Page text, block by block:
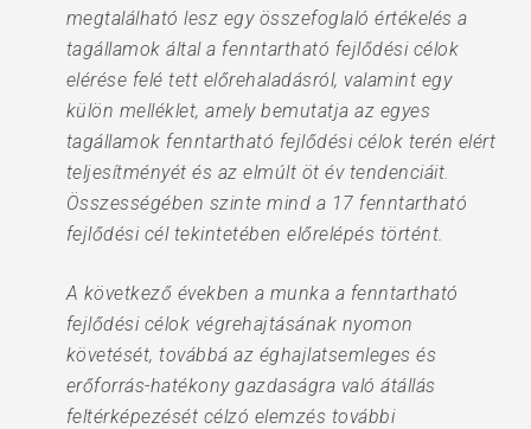
megtalálható lesz egy összefoglaló értékelés a
tagállamok által a fenntartható fejlődési célok
elérése felé tett előrehaladásról, valamint egy
külön melléklet, amely bemutatja az egyes
tagállamok fenntartható fejlődési célok terén elért
teljesítményét és az elmúlt öt év tendenciáit.
Összességében szinte mind a 17 fenntartható
fejlődési cél tekintetében előrelépés történt.
A következő években a munka a fenntartható
fejlődési célok végrehajtásának nyomon
követését, továbbá az éghajlatsemleges és
erőforrás-hatékony gazdaságra való átállás
feltérképezését célzó elemzés további